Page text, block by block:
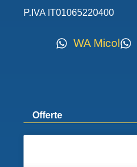
P.IVA IT01065220400
WA Micol
Offerte